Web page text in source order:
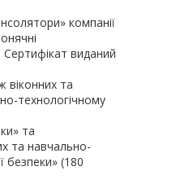
компанії
виданий
віконних та
технологічному
та
та навчально-
безпеки» (180